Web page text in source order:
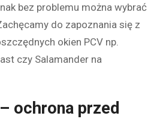
bez problemu można wybrać
do zapoznania się z
okien PCV np.
czy Salamander na
ochrona przed